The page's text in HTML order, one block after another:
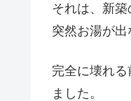
それは、新築
突然お湯が
完全に壊れ
ました。